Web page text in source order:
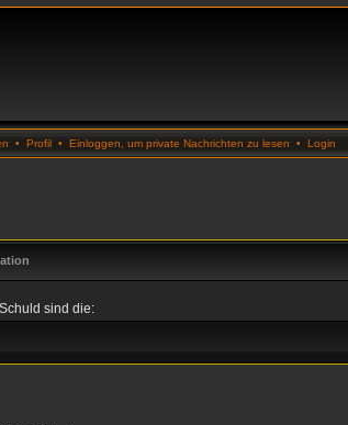
• Profil • Einloggen, um private Nachrichten zu lesen • Login
sind die: